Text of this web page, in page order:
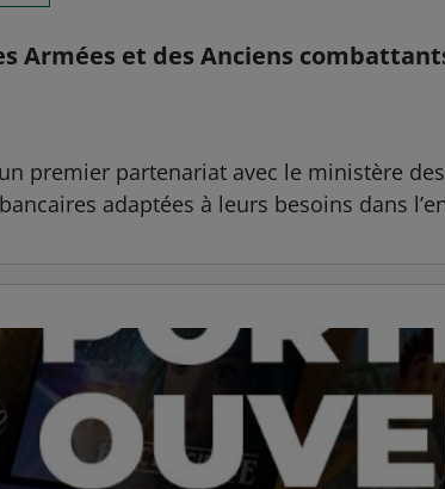
Armées et des Anciens
premier partenariat avec le ministère
adaptées à leurs besoins dans